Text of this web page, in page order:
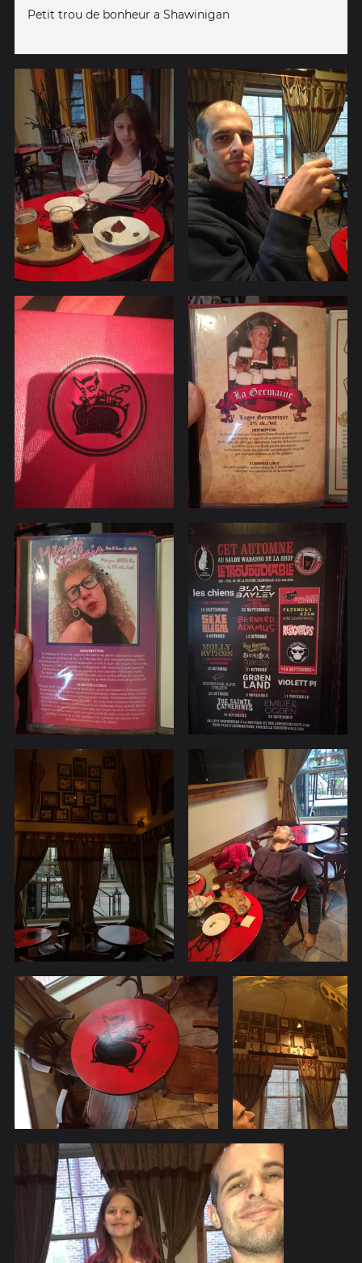
Petit trou de bonheur a Shawinigan